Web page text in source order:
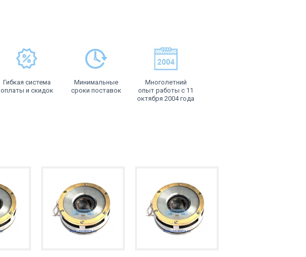
Гибкая система
оплаты и скидок
Минимальные
сроки поставок
Многолетний
опыт работы с 11
октября 2004 года